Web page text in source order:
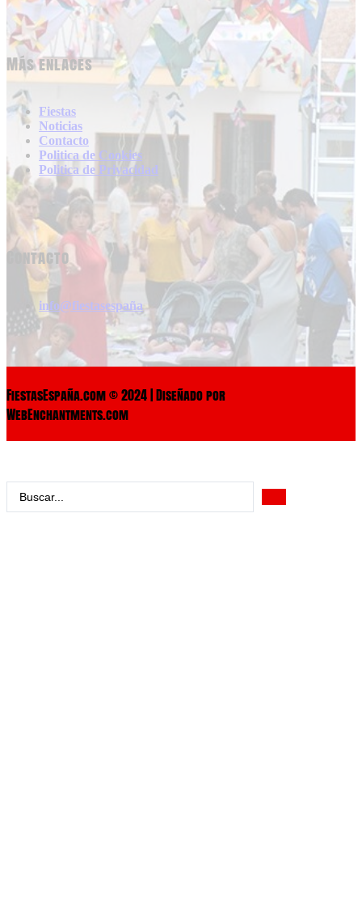
Más enlaces
Fiestas
Noticias
Contacto
Politica de Cookies
Politica de Privacidad
Contacto
info@fiestasespaña
FiestasEspaña.com © 2024 | Diseñado por
WebEnchantments.com